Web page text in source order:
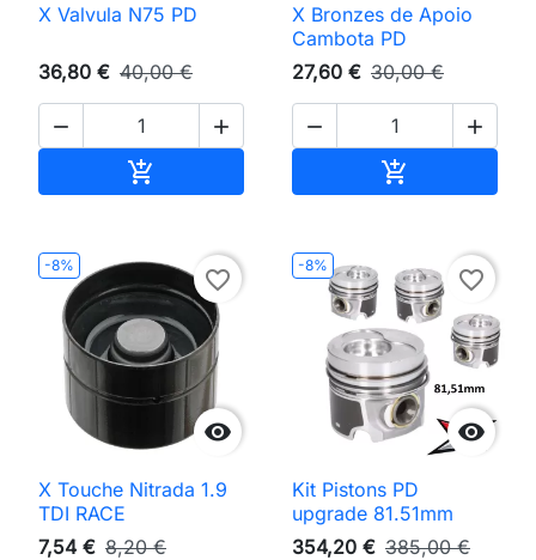
X Valvula N75 PD
36,80 € 40,00 €
 

X Bronzes de Apoio
Cambota PD
27,60 € 30,00 €
 

-8%

favorite_border
X Touche Nitrada 1.9
TDI RACE
7,54 € 8,20 €
-8%

favorite_border
Kit Pistons PD
upgrade 81.51mm
354,20 € 385,00 €